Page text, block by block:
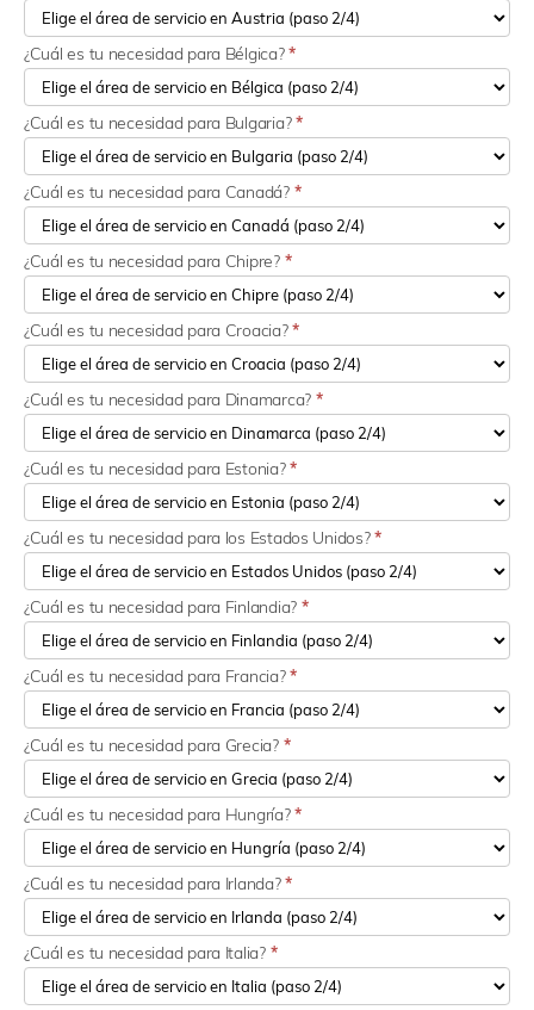
¿Cuál es tu necesidad para Bélgica?*
¿Cuál es tu necesidad para Bulgaria?*
¿Cuál es tu necesidad para Canadá? *
¿Cuál es tu necesidad para Chipre? *
¿Cuál es tu necesidad para Croacia?*
¿Cuál es tu necesidad para Dinamarca? *
¿Cuál es tu necesidad para Estonia?*
¿Cuál es tu necesidad para los Estados Unidos?*
¿Cuál es tu necesidad para Finlandia? *
¿Cuál es tu necesidad para Francia?*
¿Cuál es tu necesidad para Grecia? *
¿Cuál es tu necesidad para Hungría?*
¿Cuál es tu necesidad para Irlanda?*
¿Cuál es tu necesidad para Italia? *